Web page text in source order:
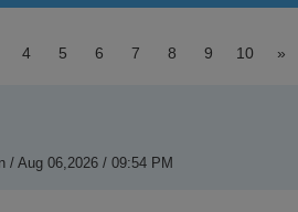
4 5 6 7 8 9 10 »
/ Aug 06,2026 / 09:54 PM